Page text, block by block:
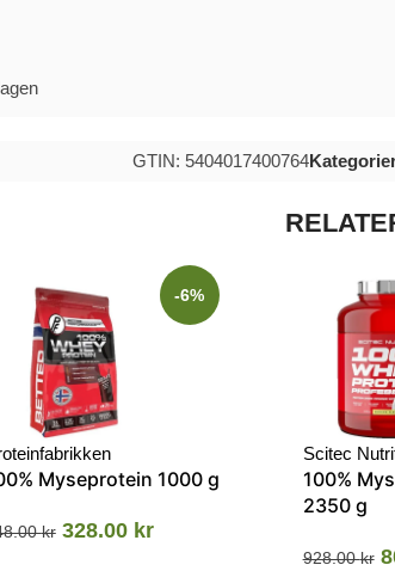
GTIN: 5404017400764
-6%
Myseprotein 1000 g
kr 328.00 kr
Scitec
100%
2350 g
928.00kr